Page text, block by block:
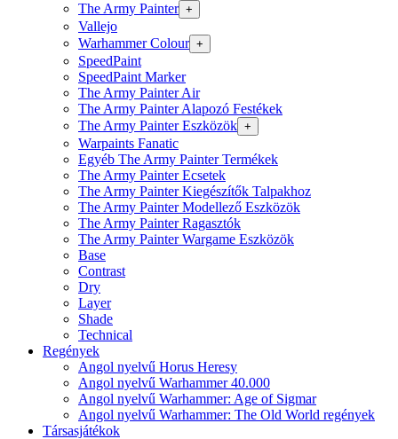
The Army Painter +
Vallejo
Warhammer Colour +
SpeedPaint
SpeedPaint Marker
The Army Painter Air
The Army Painter Alapozó Festékek
The Army Painter Eszközök +
Warpaints Fanatic
Egyéb The Army Painter Termékek
The Army Painter Ecsetek
The Army Painter Kiegészítők Talpakhoz
The Army Painter Modellező Eszközök
The Army Painter Ragasztók
The Army Painter Wargame Eszközök
Base
Contrast
Dry
Layer
Shade
Technical
Regények
Angol nyelvű Horus Heresy
Angol nyelvű Warhammer 40.000
Angol nyelvű Warhammer: Age of Sigmar
Angol nyelvű Warhammer: The Old World regények
Társasjátékok